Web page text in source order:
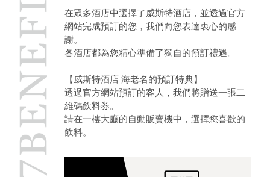
在眾多酒店中選擇了威斯特酒店，並透過官方
網站完成預訂的您，我們向您表達衷心的感
謝。
各酒店都為您精心準備了獨自的預訂禮遇。
【威斯特酒店 海老名的預訂特典】
透過官方網站預訂的客人，我們將贈送一張二
維碼飲料券。
請在一樓大廳的自動販賣機中，選擇您喜歡的
飲料。